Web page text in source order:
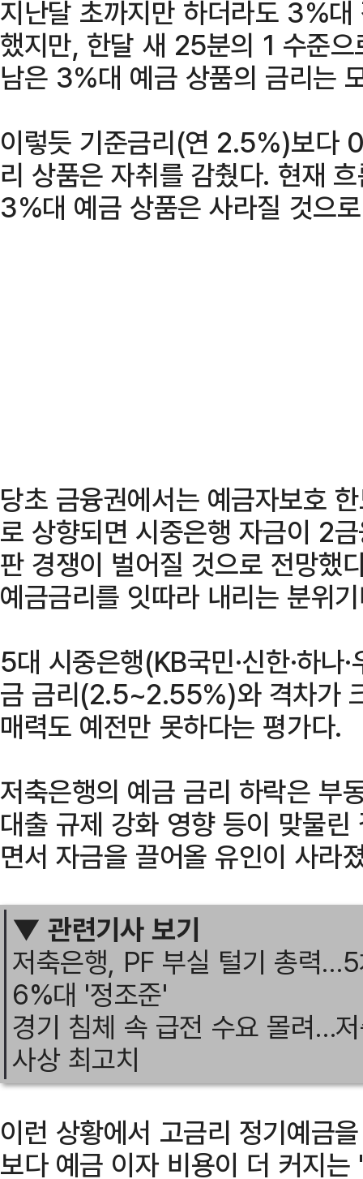
지난달 초까지만 하더라도 3%
했지만, 한달 새 25분의 1 수준
남은 3%대 예금 상품의 금리는
이렇듯 기준금리(연 2.5%)보다
리 상품은 자취를 감췄다. 현재
3%대 예금 상품은 사라질 것으
당초 금융권에서는 예금자보호
로 상향되면 시중은행 자금이 2
판 경쟁이 벌어질 것으로 전망했
예금금리를 잇따라 내리는 분위
5대 시중은행(KB국민·신한·하나
금 금리(2.5~2.55%)와 격차가
매력도 예전만 못하다는 평가다.
저축은행의 예금 금리 하락은 부
대출 규제 강화 영향 등이 맞물
면서 자금을 끌어올 유인이 사라
▼ 관련기사 보기
저축은행, PF 부실 털기 총력
6%대 '정조준'
경기 침체 속 급전 수요 몰려…
사상 최고치
이런 상황에서 고금리 정기예금
보다 예금 이자 비용이 더 커지